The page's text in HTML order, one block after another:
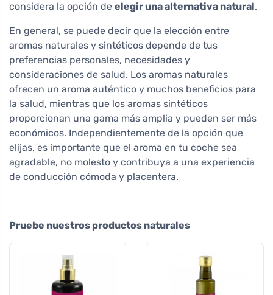
considera la opción de elegir una alternativa natural.
En general, se puede decir que la elección entre
aromas naturales y sintéticos depende de tus
preferencias personales, necesidades y
consideraciones de salud. Los aromas naturales
ofrecen un aroma auténtico y muchos beneficios para
la salud, mientras que los aromas sintéticos
proporcionan una gama más amplia y pueden ser más
económicos. Independientemente de la opción que
elijas, es importante que el aroma en tu coche sea
agradable, no molesto y contribuya a una experiencia
de conducción cómoda y placentera.
Pruebe nuestros productos naturales